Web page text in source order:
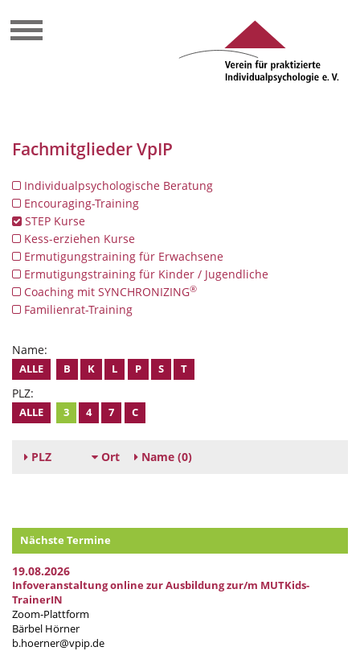
Fachmitglieder VpIP
Individualpsychologische Beratung
Encouraging-Training
STEP Kurse
Kess-erziehen Kurse
Ermutigungstraining für Erwachsene
Ermutigungstraining für Kinder / Jugendliche
Coaching mit SYNCHRONIZING®
Familienrat-Training
Name:
ALLE B K L P S T
PLZ:
ALLE 3 4 7 C
PLZ Ort Name (0)
Nächste Termine
19.08.2026
Infoveranstaltung online zur Ausbildung zur/m MUTKids-
TrainerIN
Zoom-Plattform
Bärbel Hörner
b.hoerner@vpip.de